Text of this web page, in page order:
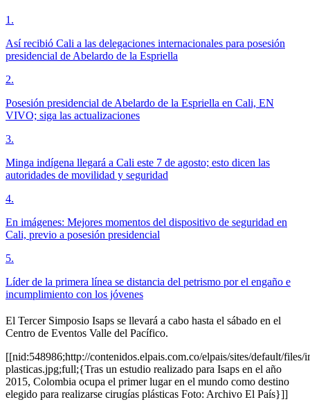
1 .
Así recibió Cali a las delegaciones internacionales para posesión
presidencial de Abelardo de la Espriella
2.
Posesión presidencial de Abelardo de la Espriella en Cali, EN
VIVO; siga las actualizaciones
3.
Minga indígena llegará a Cali este 7 de agosto; esto dicen las
autoridades de movilidad y seguridad
4.
En imágenes: Mejores momentos del dispositivo de seguridad en
Cali, previo a posesión presidencial
5.
Líder de la primera línea se distancia del petrismo por el engaño e
incumplimiento con los jóvenes
El Tercer Simposio Isaps se llevará a cabo hasta el sábado en el
Centro de Eventos Valle del Pacífico.
[[nid:548986;http://contenidos.elpais.com.co/elpais/sites/default/files/
plasticas.jpg;full;{Tras un estudio realizado para Isaps en el año
2015, Colombia ocupa el primer lugar en el mundo como destino
elegido para realizarse cirugías plásticas Foto: Archivo El País}]]